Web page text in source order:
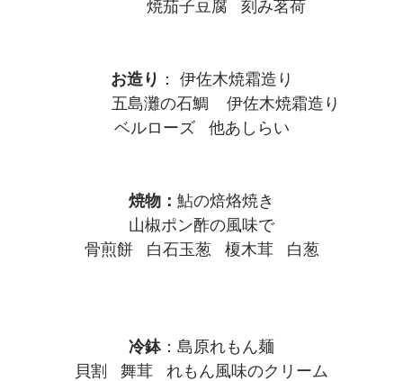
焼茄子豆腐 刻み茗荷
お造り ： 伊佐木焼霜造り
五島灘の石鯛 伊佐木焼霜造り
ベルローズ 他あしらい
焼物： 鮎の焙烙焼き
山椒ポン酢の風味で
骨煎餅 白石玉葱 榎木茸 白葱
冷鉢：島原れもん麺
貝割 舞茸 れもん風味のクリーム